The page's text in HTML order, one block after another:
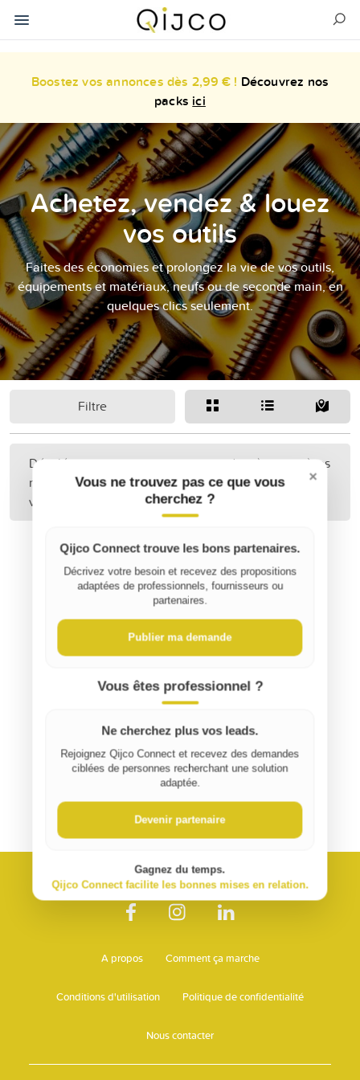
Boostez vos annonces dès 2,99 € ! Découvrez nos
packs ici
Achetez, vendez & louez
vos outils
Faites des économies et prolongez la vie de vos outils,
équipements et matériaux, neufs ou de seconde main, en
quelques clics seulement.
Filtre
Désolé, aucune annonce correspondant à vos critères
n'a été trouvée. Peut-être pourriez-vous étendre
votre recherche ?
A propos Comment ça marche
Conditions d'utilisation Politique de confidentialité
Nous contacter
×
Vous ne trouvez pas ce que vous
cherchez ?
Qijco Connect trouve les bons partenaires.
Décrivez votre besoin et recevez des propositions
adaptées de professionnels, fournisseurs ou
partenaires.
Publier ma demande
Vous êtes professionnel ?
Ne cherchez plus vos leads.
Rejoignez Qijco Connect et recevez des demandes
ciblées de personnes recherchant une solution
adaptée.
Devenir partenaire
Gagnez du temps.
Qijco Connect facilite les bonnes mises en relation.